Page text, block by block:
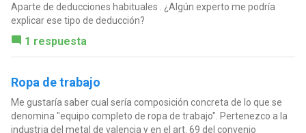
Aparte de deducciones habituales . ¿Algún experto me podría
explicar ese tipo de deducción?
1 respuesta
Ropa de trabajo
Me gustaría saber cual sería composición concreta de lo que se
denomina "equipo completo de ropa de trabajo". Pertenezco a la
industria del metal de valencia y en el art. 69 del convenio